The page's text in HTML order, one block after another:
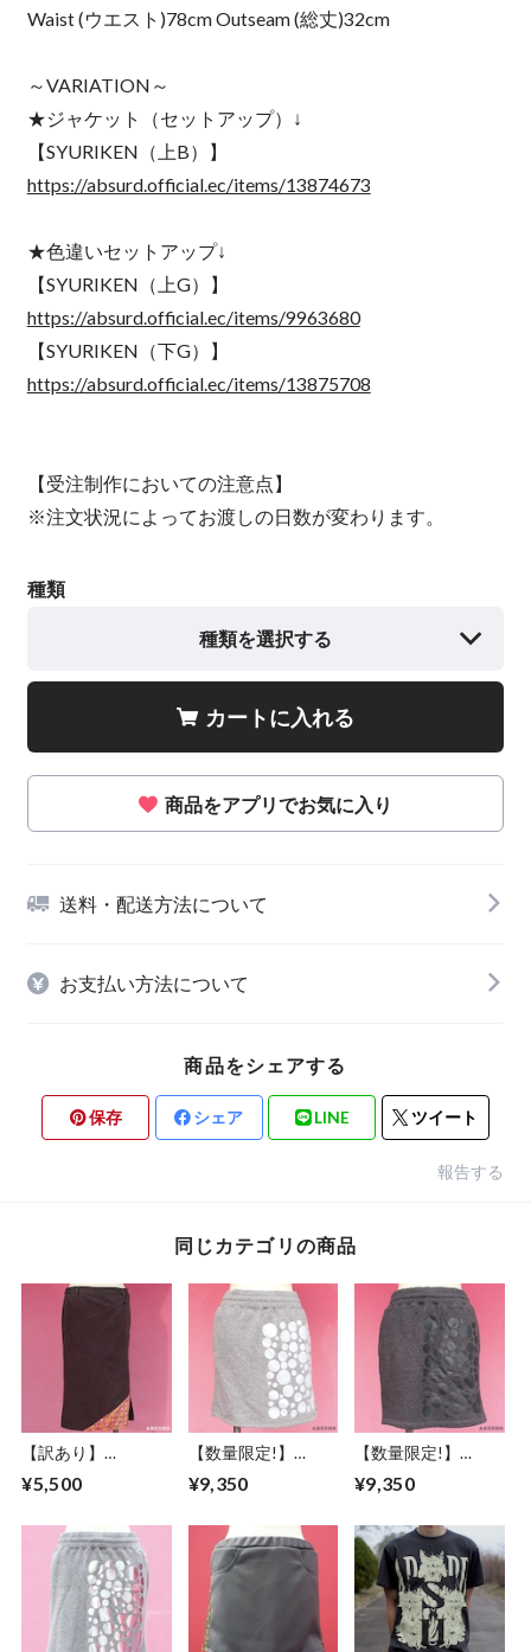
Waist (ウエスト)78cm Outseam (総丈)32cm
～VARIATION～
★ジャケット（セットアップ）↓
【SYURIKEN（上B）】
https://absurd.official.ec/items/13874673
★色違いセットアップ↓
【SYURIKEN（上G）】
https://absurd.official.ec/items/9963680
【SYURIKEN（下G）】
https://absurd.official.ec/items/13875708
【受注制作においての注意点】
※注文状況によってお渡しの日数が変わります。
種類
種類を選択する
カートに入れる
商品をアプリでお気に入り
送料・配送方法について
お支払い方法について
商品をシェアする
保存 シェア LINE ツイート
報告する
同じカテゴリの商品
【訳あり】
ABSURD スカート
レディース サイズ
PURPLE アブサード
CRY LEES
¥5,500
【数量限定!】
ABSURDスカート
レディース フリー
ット ウエストゴム
両サイドポケット
白 灰 GRAY×WHITE
アブサード GOO
GOO DOLLS（G）
¥9,350
【数量限定!】
ABSURD スカート
レディース フリー
ゴム 裏毛 スウェッ
ト 両サイドポケッ
ト 灰 DARK
GRAY×DARK GRAY
アブサード GOO
GOO DOLLS（D）
¥9,350